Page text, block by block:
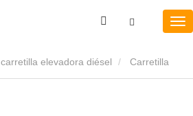
carretilla elevadora diésel